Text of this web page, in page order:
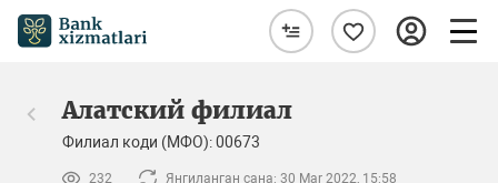
Алатский филиал
Филиал коди (МФО): 00673
232 Янгиланган сана: 30 Mar 2022, 15:58